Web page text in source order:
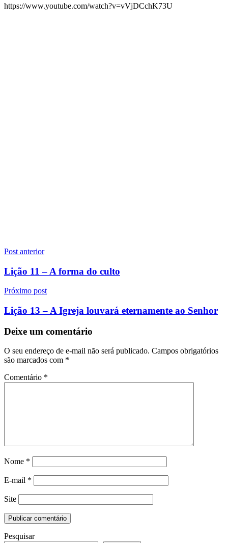
https://www.youtube.com/watch?v=vVjDCchK73U
Navegação
de
Post
Post anterior
Lição 11 – A forma do culto
Próximo post
Lição 13 – A Igreja louvará eternamente ao Senhor
Deixe um comentário
O seu endereço de e-mail não será publicado. Campos obrigatórios
são marcados com *
Comentário *
Nome *
E-mail *
Site
Pesquisar